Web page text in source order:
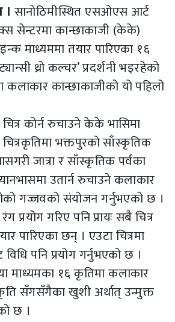
सानोठिमीस्थित एसओएस आर्ट
सेन्टरमा कान्छाकाजी (केके)
माध्यममा तयार पारिएका १६
थ्रो कल्चर’ प्रदर्शनी भइरहेको
कान्छाकाजीको यो पहिलो
कोर्न रुचाउने केके भासिमा
चित्रकृतिमा भक्तपुरको साँस्कृतिक
जात्रा र साँस्कृतिक पर्वका
उतार्न रुचाउने कलाकार
गज्जवको संयोजन गर्नुभएको छ ।
प्रयोग गरिए पनि प्रायः सबै चित्र
पारिएका छन् । एउटा चित्रमा
पनि प्रयोग गर्नुभएको छ ।
माध्यमका १६ कृतिमा कलाकार
सँगसँगैका खुशी अर्थात् उन्मुक्त
छ ।